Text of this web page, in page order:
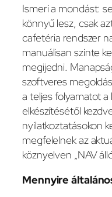
Ismeri a mondást:
könnyű lesz, csak
cafetéria rendszer
manuálisan szinte
megijedni.
szoftveres
a teljes folyamatot
elkészítésétől
nyilatkoztatásokon
megfelelnek az
köznyelven „NAV
Mennyire